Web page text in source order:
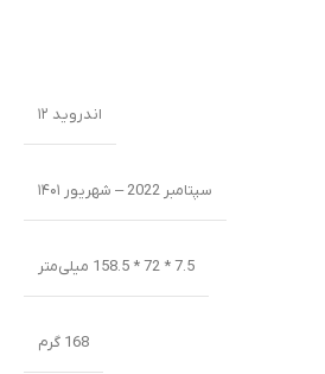
اندروید ۱۲
سپتامبر 2022 – شهریور ۱۴۰۱
7.5 * 72 * 158.5 میلی‌متر
168 گرم